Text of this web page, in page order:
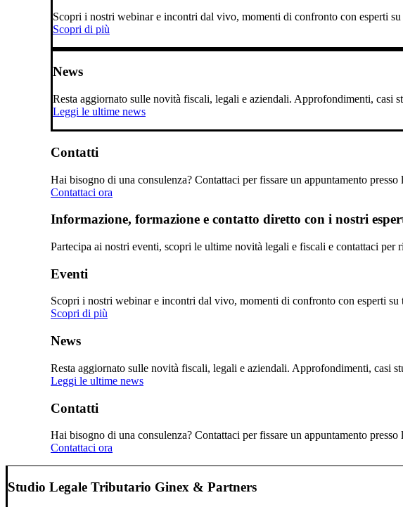
Scopri i nostri webinar e incontri dal vivo, momenti di confronto con esperti
Scopri di più
News
Resta aggiornato sulle novità fiscali, legali e aziendali. Approfondimenti, casi
Leggi le ultime news
Contatti
Hai bisogno di una consulenza? Contattaci per fissare un appuntamento
Contattaci ora
Informazione, formazione e contatto diretto con i nostri
Partecipa ai nostri eventi, scopri le ultime novità legali e fiscali e contattaci per
Eventi
Scopri i nostri webinar e incontri dal vivo, momenti di confronto con esperti
Scopri di più
News
Resta aggiornato sulle novità fiscali, legali e aziendali. Approfondimenti, casi
Leggi le ultime news
Contatti
Hai bisogno di una consulenza? Contattaci per fissare un appuntamento
Contattaci ora
Studio Legale Tributario Ginex & Partners